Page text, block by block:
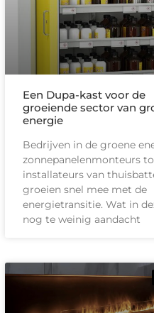
Een Dupa-kast voor de
groeiende sector van
energie
Bedrijven in de groene
zonnepanelenmonteurs
installateurs van
groeien snel mee met de
energietransitie. Wat in
nog te weinig aandacht